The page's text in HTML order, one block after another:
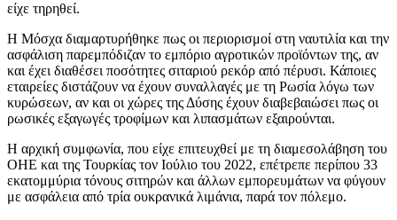
είχε τηρηθεί.
Η Μόσχα διαμαρτυρήθηκε πως οι περιορισμοί στη ναυτιλία και την
ασφάλιση παρεμπόδιζαν το εμπόριο αγροτικών προϊόντων της, αν
και έχει διαθέσει ποσότητες σιταριού ρεκόρ από πέρυσι. Κάποιες
εταιρείες διστάζουν να έχουν συναλλαγές με τη Ρωσία λόγω των
κυρώσεων, αν και οι χώρες της Δύσης έχουν διαβεβαιώσει πως οι
ρωσικές εξαγωγές τροφίμων και λιπασμάτων εξαιρούνται.
Η αρχική συμφωνία, που είχε επιτευχθεί με τη διαμεσολάβηση του
ΟΗΕ και της Τουρκίας τον Ιούλιο του 2022, επέτρεπε περίπου 33
εκατομμύρια τόνους σιτηρών και άλλων εμπορευμάτων να φύγουν
με ασφάλεια από τρία ουκρανικά λιμάνια, παρά τον πόλεμο.